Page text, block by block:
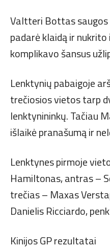
Valtteri Bottas
padarė klaidą ir
komplikavo šansus
Lenktynių pabaigoje
trečiosios vietos tarp
lenktynininkų. Tačiau
išlaikė pranašumą ir
Lenktynes pirmoje
Hamiltonas, antras –
trečias – Maxas
Danielis Ricciardo,
Kinijos GP rezultatai